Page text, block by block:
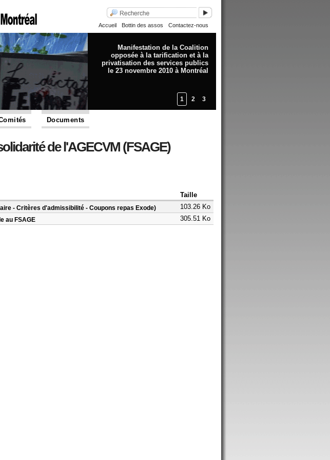
Accueil Bottin des assos Contactez-nous
Manifestation de la Coalition
opposée à la tarification et à la
privatisation des services publics
le 23 novembre 2010 à Montréal
1 2 3
Documents
de l'AGECVM (FSAGE)
Taille
- Critères d'admissibilité - Coupons repas Exode) 103.26 Ko
au FSAGE 305.51 Ko